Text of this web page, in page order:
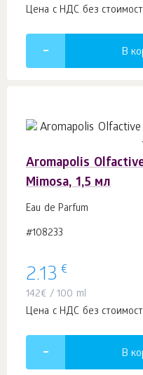
Цена с НДС без
В
Aromapolis
Mimosa, 1,5 мл
Eau de Parfum
#108233
2.13 €
142€ / 100 ml
Цена с НДС без
В